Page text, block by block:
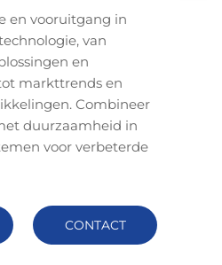
en vooruitgang in
van
en
markttrends en
Combineer
duurzaamheid in
voor verbeterde
CONTACT